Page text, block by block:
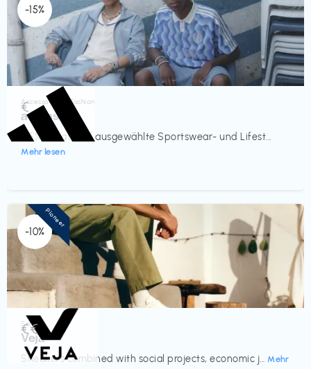
-15%
Accessoires & Fashion
adidas
-15% Rabatt auf ausgewählte Sportswear- und Lifest...
Mehr lesen
€‎
-10%
Schuhe
Veja
Sneakers combined with social projects, economic j... Mehr
€€‎
Pioneer